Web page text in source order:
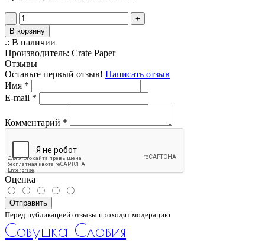
-
+
В корзину
.: В наличии
Производитель: Crate Paper
Отзывы
Оставьте первый отзыв! Написать отзыв
Имя *
E-mail *
Комментарий *
Оценка
Отправить
Перед публикацией отзывы проходят модерацию
Совушка Славия